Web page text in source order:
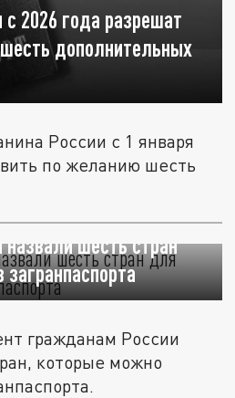
2026 года разрешат
дополнительных
России с 1 января
по желанию шесть
шесть стран
гражданам России
которые можно